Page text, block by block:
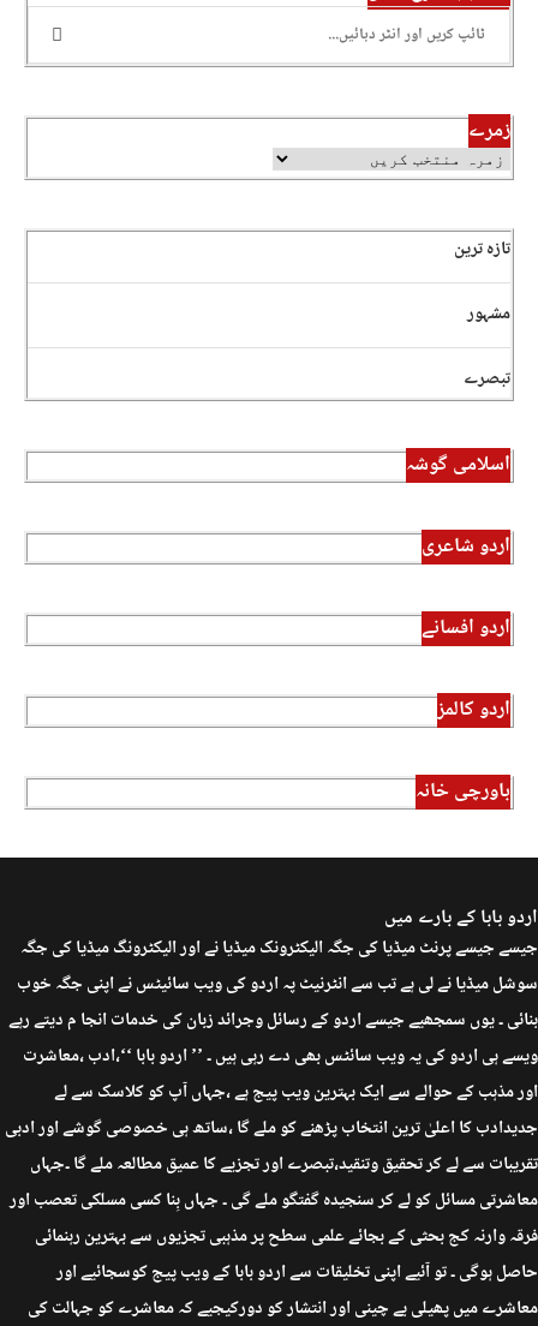
زمرے
تازہ ترین
مشہور
تبصرے
اسلامی گوشہ
اردو شاعری
اردو افسانے
اردو کالمز
باورچی خانہ
اردو بابا کے بارے میں
جیسے جیسے پرنٹ میڈیا کی جگہ الیکٹرونک میڈیا نے اور الیکٹرونگ میڈیا کی جگہ
سوشل میڈیا نے لی ہے تب سے انٹرنیٹ پہ اردو کی ویب سائیٹس نے اپنی جگہ خوب
بنائی ۔ یوں سمجھیے جیسے اردو کے رسائل وجرائد زبان کی خدمات انجا م دیتے رہے
ویسے ہی اردو کی یہ ویب سائٹس بھی دے رہی ہیں ۔ ’’ اردو بابا ‘‘،ادب ،معاشرت
اور مذہب کے حوالے سے ایک بہترین ویب پیج ہے ،جہاں آپ کو کلاسک سے لے
جدیدادب کا اعلیٰ ترین انتخاب پڑھنے کو ملے گا ،ساتھ ہی خصوصی گوشے اور ادبی
تقریبات سے لے کر تحقیق وتنقید،تبصرے اور تجزیے کا عمیق مطالعہ ملے گا ۔جہاں
معاشرتی مسائل کو لے کر سنجیدہ گفتگو ملے گی ۔ جہاں بِنا کسی مسلکی تعصب اور
فرقہ وارنہ کج بحثی کے بجائے علمی سطح پر مذہبی تجزیوں سے بہترین رہنمائی
حاصل ہوگی ۔ تو آئیے اپنی تخلیقات سے اردو بابا کے ویب پیج کوسجائیے اور
معاشرے میں پھیلی بے چینی اور انتشار کو دورکیجیے کہ معاشرے کو جہالت کی